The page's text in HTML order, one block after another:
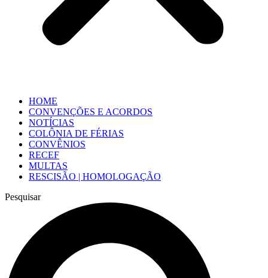
HOME
CONVENÇÕES E ACORDOS
NOTÍCIAS
COLÔNIA DE FÉRIAS
CONVÊNIOS
RECEF
MULTAS
RESCISÃO | HOMOLOGAÇÃO
Pesquisar